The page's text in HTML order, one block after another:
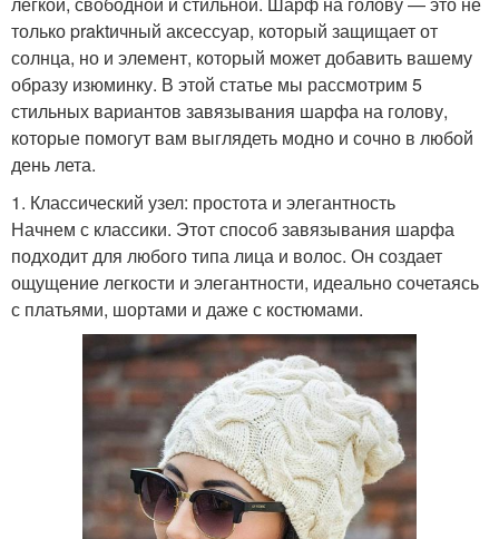
только praktичный аксессуар, который защищает от
солнца, но и элемент, который может добавить вашему
образу изюминку. В этой статье мы рассмотрим 5
стильных вариантов завязывания шарфа на голову,
которые помогут вам выглядеть модно и сочно в любой
день лета.
1. Классический узел: простота и элегантность
Начнем с классики. Этот способ завязывания шарфа
подходит для любого типа лица и волос. Он создает
ощущение легкости и элегантности, идеально сочетаясь
с платьями, шортами и даже с костюмами.